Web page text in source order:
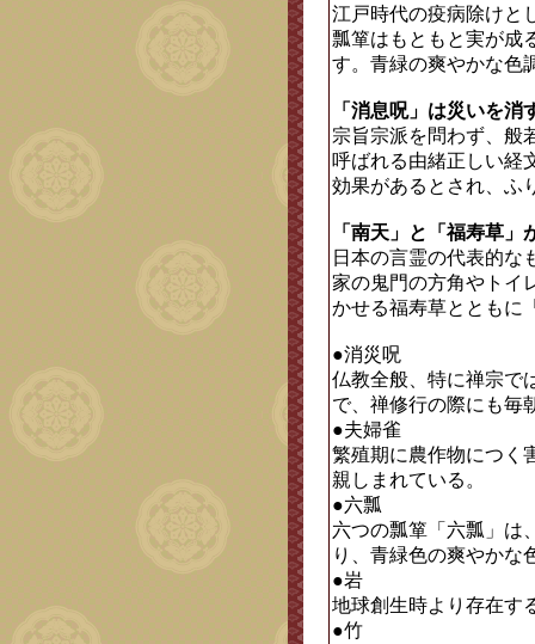
江戸時代の疫病除けと
瓢箪はもともと実が成
す。青緑の爽やかな色
「消息呪」は災いを消
宗旨宗派を問わず、般
呼ばれる由緒正しい経
効果があるとされ、ふ
「南天」と「福寿草
日本の言霊の代表的な
家の鬼門の方角やトイ
かせる福寿草とともに
●消災呪
仏教全般、特に禅宗で
で、禅修行の際にも毎
●夫婦雀
繁殖期に農作物につく
親しまれている。
●六瓢
六つの瓢箪「六瓢」は
り、青緑色の爽やかな
●岩
地球創生時より存在す
●竹